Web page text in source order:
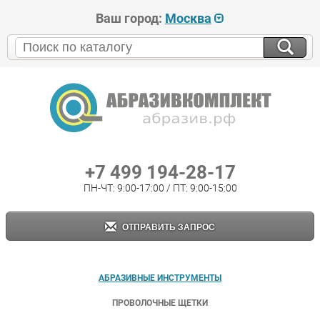
Ваш город: Москва
+7 499 194-28-17
ПН-ЧТ: 9:00-17:00 / ПТ: 9:00-15:00
ОТПРАВИТЬ ЗАПРОС
АБРАЗИВНЫЕ ИНСТРУМЕНТЫ
ПРОВОЛОЧНЫЕ ЩЕТКИ